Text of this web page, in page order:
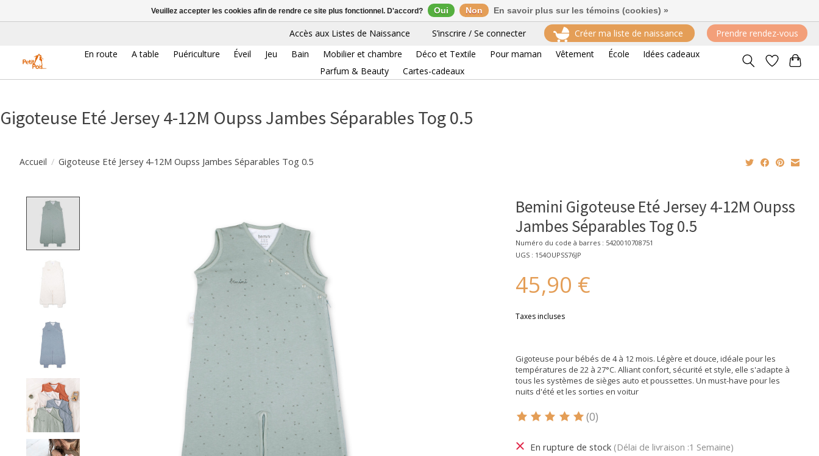
Accès aux Listes de Naissance S’inscrire / Se connecter Créer ma liste de naissance
Prendre rendez-vous
En route
A table Puériculture Éveil Jeu Bain Mobilier et chambre Déco et Textile Pour maman Vêtement École
Idées cadeaux
Parfum & Beauty
Cartes-cadeaux
Gigoteuse Eté Jersey 4-12M Oupss Jambes Séparables Tog 0.5
Accueil / Gigoteuse Eté Jersey 4-12M Oupss Jambes Séparables Tog 0.5
Bemini Gigoteuse Eté Jersey 4-12M Oupss
Jambes Séparables Tog 0.5
Numéro du code à barres : 5420010708751
UGS : 154OUPSS76JP
45,90 €
Taxes incluses
Gigoteuse pour bébés de 4 à 12 mois. Légère et douce, idéale pour les
températures de 22 à 27°C. Alliant confort, sécurité et style, elle s'adapte à
tous les systèmes de sièges auto et poussettes. Un must-have pour les
nuits d'été et les sorties en voitur
Ce produit est évalué à
(0)
En rupture de stock (Délai de livraison :1 Semaine)
Veuillez accepter les cookies afin de rendre ce site plus fonctionnel. D'accord? Oui Non En savoir plus sur les témoins (cookies) »